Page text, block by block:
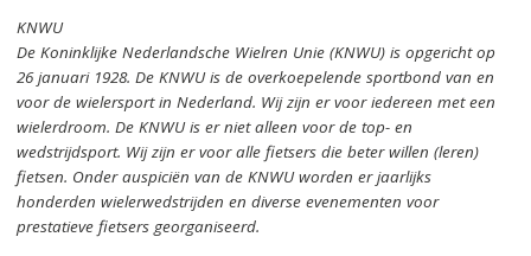
KNWU
De Koninklijke Nederlandsche Wielren Unie (KNWU) is opgericht op
26 januari 1928.De KNWU is de overkoepelende sportbond van en
voor de wielersport in Nederland. Wij zijn er voor iedereen met een
wielerdroom.De KNWU is er niet alleen voor de top- en
wedstrijdsport. Wij zijn ervoor alle fietsers die beter willen (leren)
fietsen. Onder auspiciën van de KNWU worden er jaarlijks
honderden wielerwedstrijden en diverse evenementen voor
prestatieve fietsers georganiseerd.